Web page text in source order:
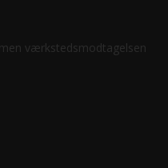
værkstedsmodtagelsen